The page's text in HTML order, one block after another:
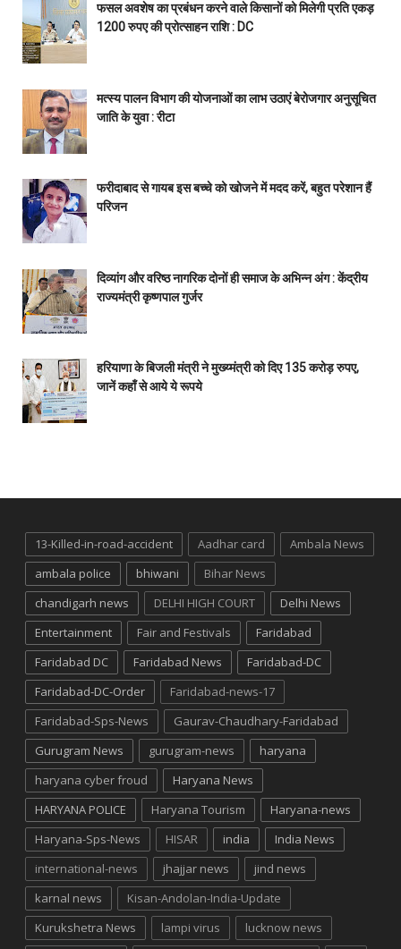
फसल अवशेष का प्रबंधन करने वाले किसानों को मिलेगी प्रति एकड़
1200 रुपए की प्रोत्साहन राशि : DC
मत्स्य पालन विभाग की योजनाओं का लाभ उठाएं बेरोजगार अनुसूचित
जाति के युवा : रीटा
फरीदाबाद से गायब इस बच्चे को खोजने में मदद करें, बहुत परेशान हैं
परिजन
दिव्यांग और वरिष्ठ नागरिक दोनों ही समाज के अभिन्न अंग : केंद्रीय
राज्यमंत्री कृष्णपाल गुर्जर
हरियाणा के बिजली मंत्री ने मुख्य्मंत्री को दिए 135 करोड़ रुपए,
जानें कहाँ से आये ये रूपये
13-Killed-in-road-accident Aadhar card
Ambala News
ambala police
bhiwani
Bihar News
chandigarh news
DELHI HIGH COURT
Delhi News
Entertainment
Fair and Festivals
Faridabad
Faridabad DC
Faridabad News
Faridabad-DC
Faridabad-DC-Order
Faridabad-news-17
Faridabad-Sps-News
Gaurav-Chaudhary-Faridabad
Gurugram News
gurugram-news
haryana
haryana cyber froud
Haryana News
HARYANA POLICE
Haryana Tourism
Haryana-news
Haryana-Sps-News
HISAR india
India News
international-news
jhajjar news
jind news
karnal news
Kisan-Andolan-India-Update
Kurukshetra News
lampi virus lucknow news